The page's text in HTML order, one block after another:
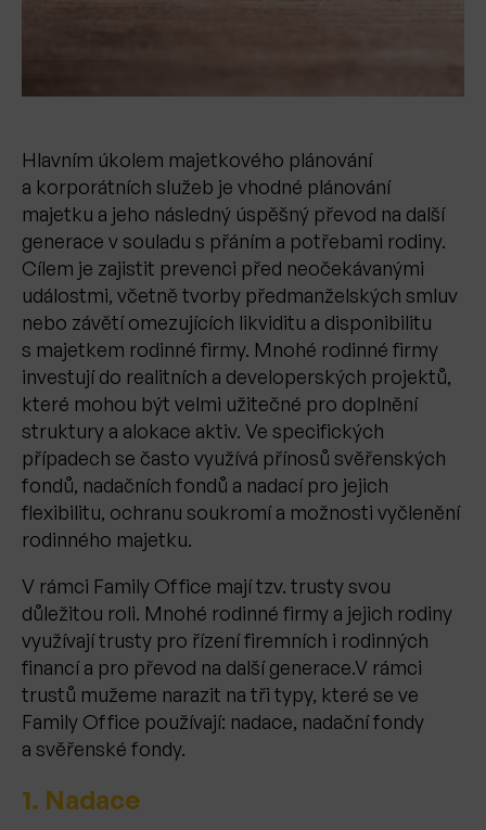
Hlavním úkolem majetkového plánování
a korporátních služeb je vhodné plánování
majetku a jeho následný úspěšný převod na další
generace v souladu s přáním a potřebami rodiny.
Cílem je zajistit prevenci před neočekávanými
událostmi, včetně tvorby předmanželských smluv
nebo závětí omezujících likviditu a disponibilitu
s majetkem rodinné firmy. Mnohé rodinné firmy
investují do realitních a developerských projektů,
které mohou být velmi užitečné pro doplnění
struktury a alokace aktiv. Ve specifických
případech se často využívá přínosů svěřenských
fondů, nadačních fondů a nadací pro jejich
flexibilitu, ochranu soukromí a možnosti vyčlenění
rodinného majetku.
V rámci Family Office mají tzv. trusty svou
důležitou roli. Mnohé rodinné firmy a jejich rodiny
využívají trusty pro řízení firemních i rodinných
financí a pro převod na další generace.V rámci
trustů mužeme narazit na tři typy, které se ve
Family Office používají: nadace, nadační fondy
a svěřenské fondy.
1. Nadace